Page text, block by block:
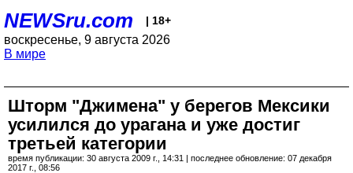
NEWSru.com | 18+
воскресенье, 9 августа 2026
В мире
Шторм "Джимена" у берегов Мексики
усилился до урагана и уже достиг
третьей категории
время публикации: 30 августа 2009 г., 14:31 | последнее обновление: 07 декабря
2017 г., 08:56